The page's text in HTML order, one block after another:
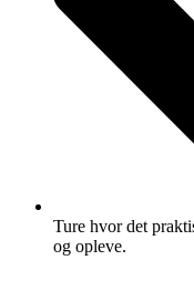
Ture hvor det
og opleve.